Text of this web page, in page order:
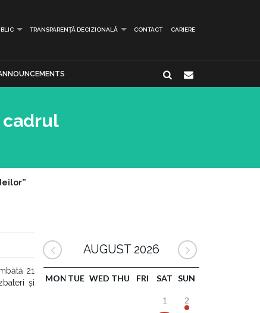
TRANSPARENȚĂ DECIZIONALĂ CONTACT CARIERE
cadrul
21
și
AUGUST 2026
MON TUE WED THU FRI SAT SUN
1 2